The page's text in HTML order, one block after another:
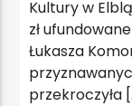
Kultury w
zł
Łukasza
przekroczyła